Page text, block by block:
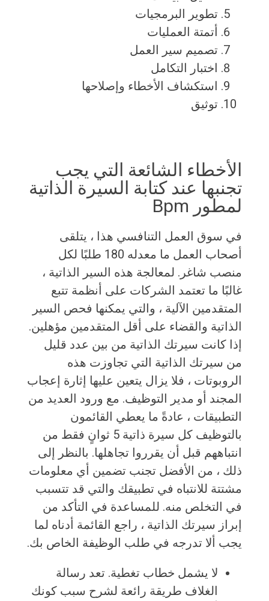
تطوير البرمجيات
أتمتة العمليات
تصميم سير العمل
اختبار التكامل
استكشاف الأخطاء وإصلاحها
توثيق
الأخطاء الشائعة التي يجب
تجنبها عند كتابة السيرة الذاتية
لمطور Bpm
في سوق العمل التنافسي هذا ، يتلقى
أصحاب العمل ما معدله 180 طلبًا لكل
منصب شاغر. لمعالجة هذه السير الذاتية ،
غالبًا ما تعتمد الشركات على أنظمة تتبع
المتقدمين الآلية ، والتي يمكنها فحص السير
الذاتية والقضاء على أقل المتقدمين مؤهلين.
إذا كانت سيرتك الذاتية من بين عدد قليل
من سيرتك الذاتية التي تجاوزت هذه
الروبوتات ، فلا يزال يتعين عليها إثارة إعجاب
المجند أو مدير التوظيف. مع ورود العديد من
التطبيقات ، عادةً ما يعطي القائمون
بالتوظيف كل سيرة ذاتية 5 ثوانٍ فقط من
انتباههم قبل أن يقرروا تجاهلها. بالنظر إلى
ذلك ، من الأفضل تجنب تضمين أي معلومات
مشتتة للانتباه في تطبيقك والتي قد تتسبب
في التخلص منه. للمساعدة في التأكد من
إبراز سيرتك الذاتية ، راجع القائمة أدناه لما
يجب ألا تدرجه في طلب الوظيفة الخاص بك.
لا يشمل خطاب تغطية. تعد رسالة
الغلاف طريقة رائعة لشرح سبب كونك